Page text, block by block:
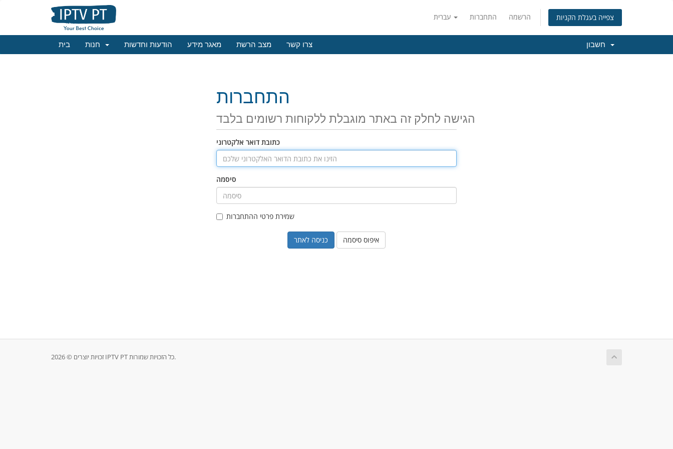
התחברות הרשמה צפייה בעגלת הקניות
בית הודעות וחדשות מאגר מידע מצב הרשת צרו קשר
התחברות
הגישה לחלק זה באתר מוגבלת ללקוחות רשומים בלבד
כתובת דואר אלקטרוני
סיסמה
שמירת פרטי ההתחברות
איפוס סיסמה
זכויות יוצרים © 2026 IPTV PT כל הזכויות שמורות.